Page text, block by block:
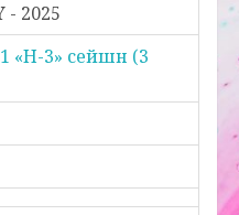
- 2025
«Н-3» сейшн (3